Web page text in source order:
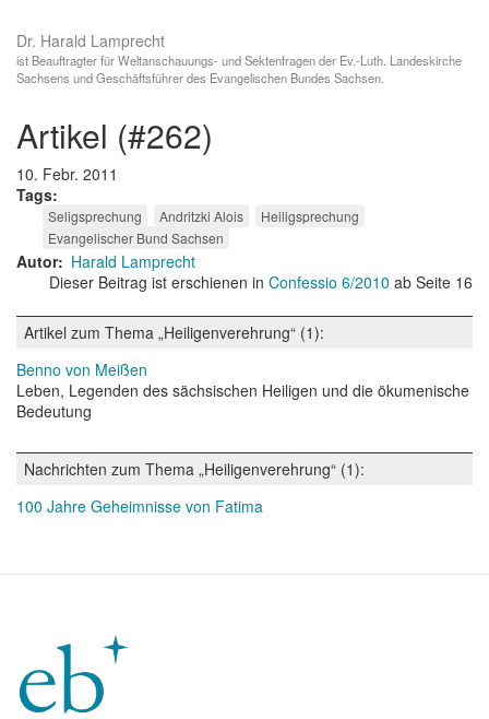
Dr. Harald Lamprecht
ist Beauftragter für Weltanschauungs- und Sektenfragen der Ev.-Luth. Landeskirche
Sachsens und Geschäftsführer des Evangelischen Bundes Sachsen.
artikel (#262)
10. Febr. 2011
Tags
Seligsprechung Andritzki Alois
Heiligsprechung
Evangelischer Bund Sachsen
Autor
Harald Lamprecht
Dieser Beitrag ist erschienen in Confessio 6/2010 ab Seite 16
Artikel zum Thema „Heiligenverehrung“ (1):
Benno von Meißen
Leben, Legenden des sächsischen Heiligen und die ökumenische
Bedeutung
Nachrichten zum Thema „Heiligenverehrung“ (1):
100 Jahre Geheimnisse von Fatima